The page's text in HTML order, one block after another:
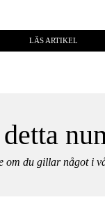
LÄS ARTIKEL
om du gillar något i